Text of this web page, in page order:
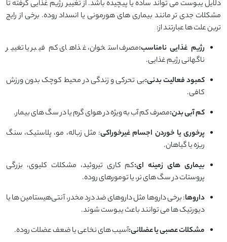
دلایل یبوست می تواند ساده یا پیچیده باشد. از تغییر رژیم غذایی گرفته تا
مشکلات جدی تر مانند بیماری های هورمونی یا انسداد روده. برخی از رایج
ترین علت ها عبارتند از:
رژیم غذایی نامناسب:مصرف استخوان، غذاهای کم فیبر یا تغییر
ناگهانی رژیم غذایی.
کمبود فعالیت بدنی:بی تحرکی و زندگی در محیط کوچک بدون ورزش
کافی.
کم آبی بدن:مصرف کم آب به ویژه در هوای گرم یا در سگ های بیمار.
پرخوری یا خوردن اجسام غیرخوراکی: مثل زباله، مو، پلاستیک، سنگ
ریزه یا گیاهان.
بیماری های زمینه ای:کم کاری تیروئید، مشکلات کلیوی، بزرگی
پروستات در سگ های نر، یا تومورهای روده.
داروها: برخی داروها مثل داروهای ضد درد مخدر، آنتی‌هیستامین ها یا
دیورتیک ها می توانند باعث یبوست شوند.
مشکلات عصبی یا عضلانی:آسیب های نخاعی یا ضعف عضلات روده.